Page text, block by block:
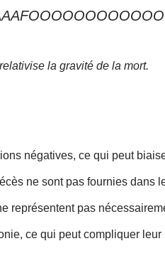
la gravité de la mort.
négatives, ce qui peut
ne sont pas fournies dans
représentent pas
ce qui peut compliquer leur